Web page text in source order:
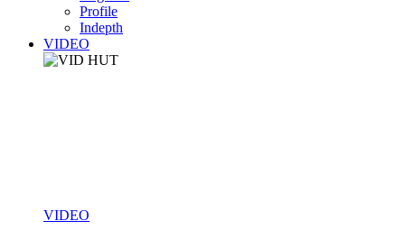
Profile
Indepth
VIDEO
VIDEO